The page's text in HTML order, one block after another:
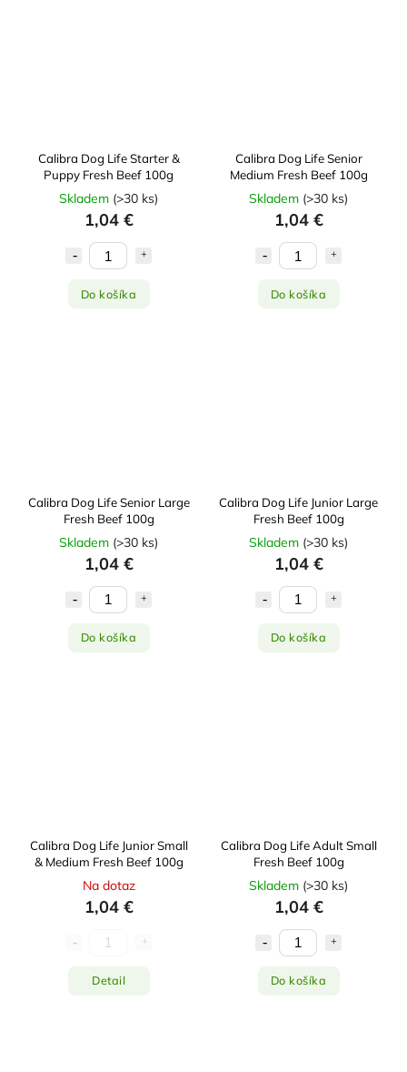
Calibra Dog Life Starter &
Puppy Fresh Beef 100g
Skladem (>30 ks)
1,04 €
Do košíka
Calibra Dog Life Senior
Medium Fresh Beef 100g
Skladem (>30 ks)
1,04 €
Do košíka
Calibra Dog Life Senior Large
Fresh Beef 100g
Skladem (>30 ks)
1,04 €
Do košíka
Calibra Dog Life Junior Large
Fresh Beef 100g
Skladem (>30 ks)
1,04 €
Do košíka
Calibra Dog Life Junior Small
& Medium Fresh Beef 100g
Na dotaz
1,04 €
Detail
Calibra Dog Life Adult Small
Fresh Beef 100g
Skladem (>30 ks)
1,04 €
Do košíka